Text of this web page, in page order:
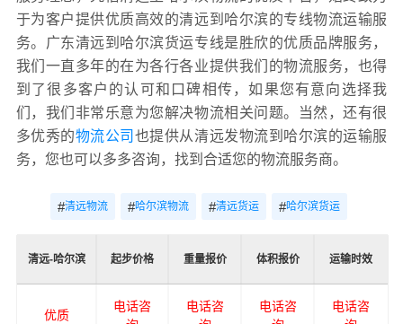
于为客户提供优质高效的清远到哈尔滨的专线物流运输服
务。广东清远到哈尔滨货运专线是胜欣的优质品牌服务，
我们一直多年的在为各行各业提供我们的物流服务，也得
到了很多客户的认可和口碑相传，如果您有意向选择我
们，我们非常乐意为您解决物流相关问题。当然，还有很
多优秀的物流公司 也提供从清远发物流到哈尔滨的运输服
务，您也可以多多咨询，找到合适您的物流服务商。
#清远物流 #哈尔滨物流 #清远货运 #哈尔滨货运
清远-哈尔滨 起步价格 重量报价 体积报价 运输时效
优质
电话咨
电话咨
电话咨
电话咨